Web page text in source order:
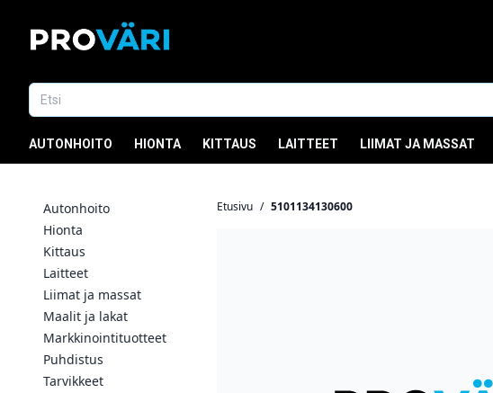
AUTONHOITO HIONTA KITTAUS LAITTEET LIIMAT JA MASSAT
Autonhoito
Hionta
Kittaus
Laitteet
Liimat ja massat
Maalit ja lakat
Markkinointituotteet
Puhdistus
Tarvikkeet
Etusivu / 5101134130600